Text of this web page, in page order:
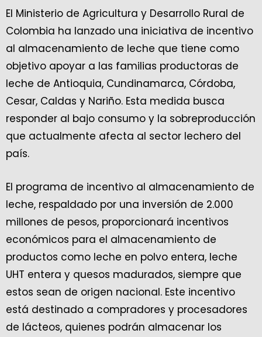
El Ministerio de Agricultura y Desarrollo Rural de
Colombia ha lanzado una iniciativa de incentivo
al almacenamiento de leche que tiene como
objetivo apoyar a las familias productoras de
leche de Antioquia, Cundinamarca, Córdoba,
Cesar, Caldas y Nariño. Esta medida busca
responder al bajo consumo y la sobreproducción
que actualmente afecta al sector lechero del
país.
El programa de incentivo al almacenamiento de
leche, respaldado por una inversión de 2.000
millones de pesos, proporcionará incentivos
económicos para el almacenamiento de
productos como leche en polvo entera, leche
UHT entera y quesos madurados, siempre que
estos sean de origen nacional. Este incentivo
está destinado a compradores y procesadores
de lácteos, quienes podrán almacenar los